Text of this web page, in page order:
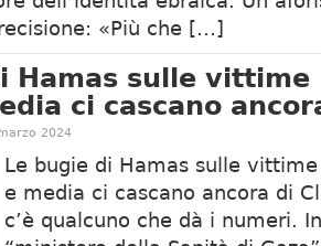
«Più che […]
Hamas sulle
ci cascano
2024
Le bugie di Hamas sulle
e media ci cascano ancora di
c’è qualcuno che dà i numeri.